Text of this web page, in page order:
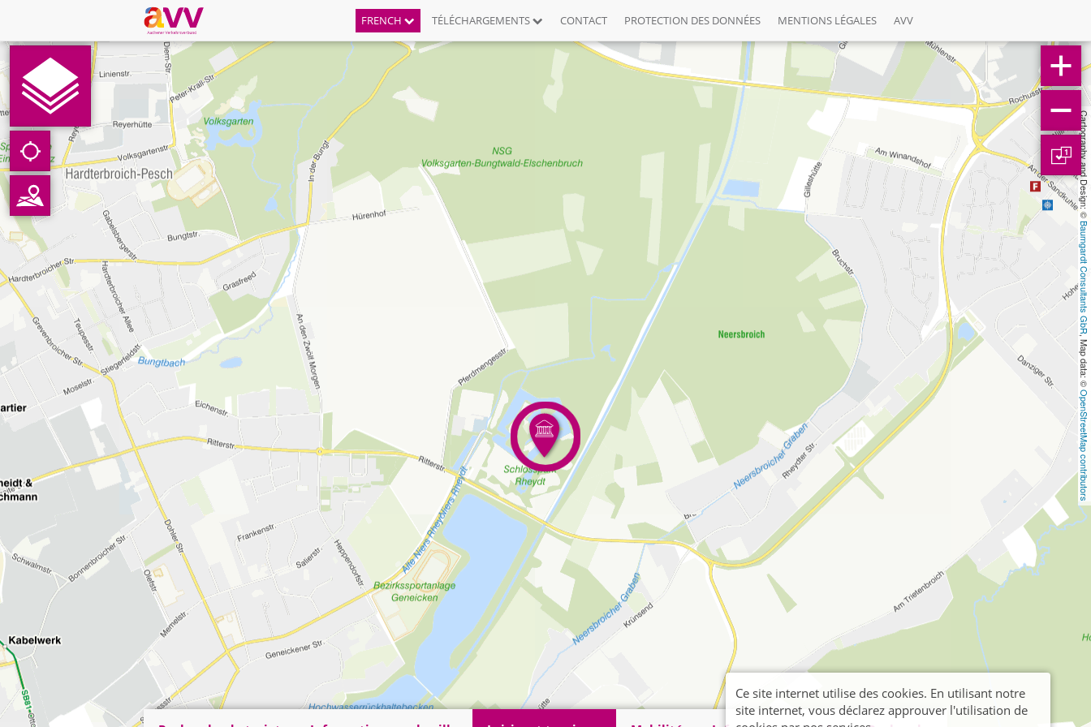
FRENCH TÉLÉCHARGEMENTS CONTACT PROTECTION DES DONNÉES MENTIONS LÉGALES AVV
Cartography and Design: ©
Baumgardt Consultants GbR
, Map data: ©
OpenStreetMap contributors
1
Ce site internet utilise des cookies. En utilisant notre
site internet, vous déclarez approuver l'utilisation de